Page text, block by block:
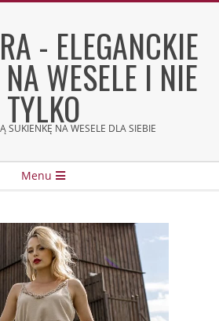
- ELEGANCKIE
WESELE I NIE
TYLKO
SUKIENKĘ NA WESELE DLA SIEBIE
Menu